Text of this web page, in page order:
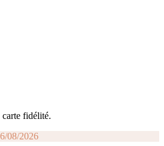
carte fidélité.
08/2026